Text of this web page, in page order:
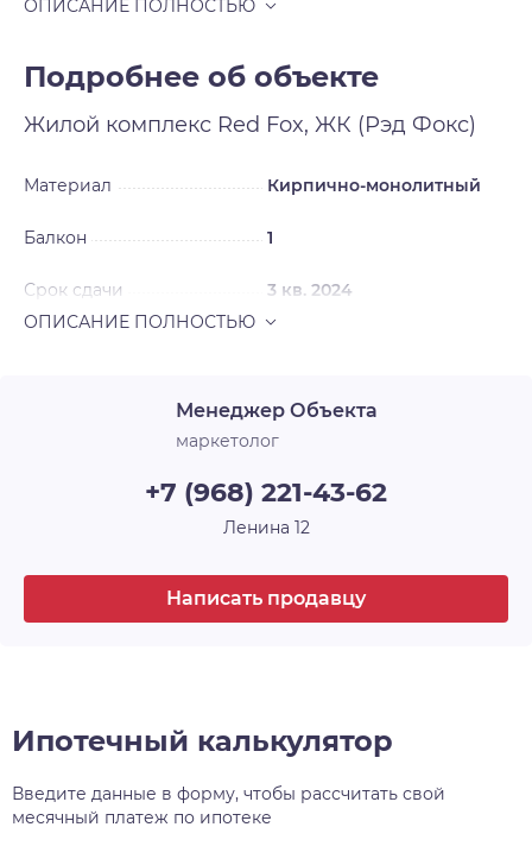
установлены скоростные и бесшумные лифты
ЖК «RED FOX» предложено множество
планировочных решений: в наличии квартиры
как классического типа, так и европланировки.
комнаты заполнены естественным светом, а с
на улицы города и лесопарковую зону.
Подробнее об объекте
Жилой комплекс Red Fox, ЖК (Рэд Фокс)
Материал Кирпично-монолитный
Балкон 1
Срок сдачи 3 кв. 2024
Менеджер Объекта
маркетолог
+7 (968) 221-43-62
Ленина 12
Написать продавцу
Ипотечный калькулятор
Введите данные в форму, чтобы рассчитать свой
месячный платеж по ипотеке